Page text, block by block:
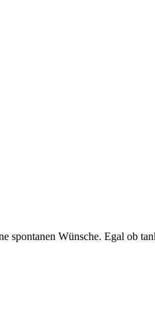
Wünsche. Egal ob